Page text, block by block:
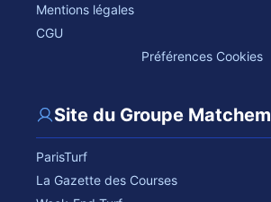
Mentions légales
CGU
Préférences Cookies
Site du Groupe Matchem
ParisTurf
La Gazette des Courses